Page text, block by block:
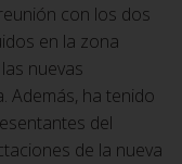
con los dos
en la zona
nuevas
Además, ha tenido
del
de la nueva